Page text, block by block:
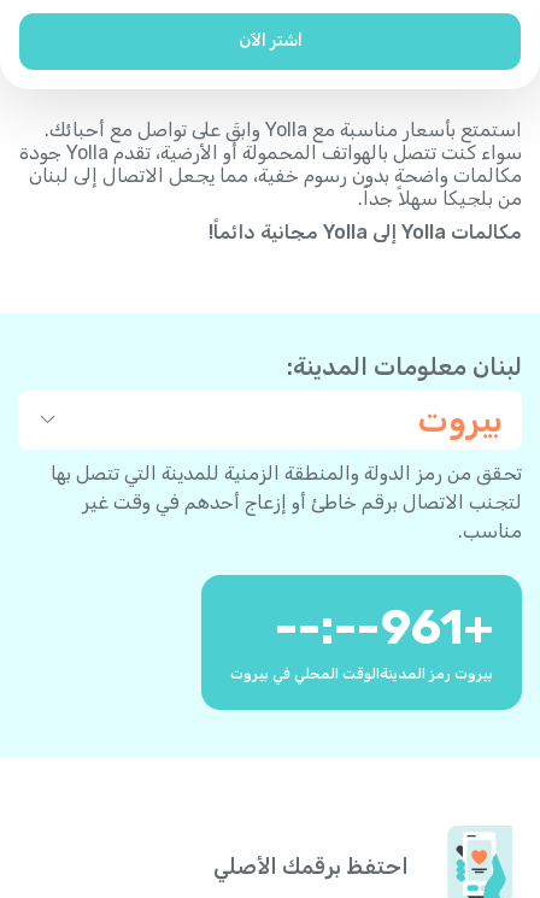
اشتر الآن
استمتع بأسعار مناسبة مع Yolla وابقَ على تواصل مع أحبائك.
سواء كنت تتصل بالهواتف المحمولة أو الأرضية، تقدم Yolla جودة
مكالمات واضحة بدون رسوم خفية، مما يجعل الاتصال إلى لبنان
من بلجيكا سهلاً جداً.
مكالمات Yolla إلى Yolla مجانية دائماً!
لبنان معلومات المدينة:
بيروت
تحقق من رمز الدولة والمنطقة الزمنية للمدينة التي تتصل بها
لتجنب الاتصال برقم خاطئ أو إزعاج أحدهم في وقت غير
مناسب.
+
961
بيروت رمز المدينة
--:--
الوقت المحلي في بيروت
احتفظ برقمك الأصلي